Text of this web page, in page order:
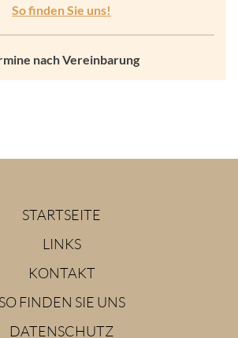
So finden Sie uns!
nach Vereinbarung
STARTSEITE
LINKS
KONTAKT
SO FINDEN SIE UNS
DATENSCHUTZ